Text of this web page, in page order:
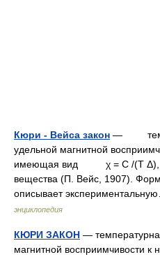
Кюри - Вейса закон —
удельной магнитной
имеющая вид χ = С /(Т Δ),
вещества (П. Вейс, 1907).
описывает
энциклопедия
КЮРИ ЗАКОН —
магнитной восприимчивости к